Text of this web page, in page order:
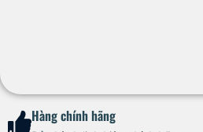
Hàng chính hãng